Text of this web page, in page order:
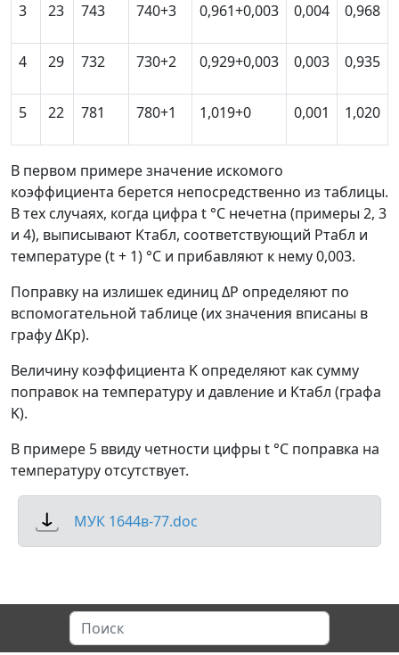
3 23 743 740+3 0,961+0,003 0,004 0,968
4 29 732 730+2 0,929+0,003 0,003 0,935
5 22 781 780+1 1,019+0 0,001 1,020
В первом примере значение искомого
коэффициента берется непосредственно из таблицы.
В тех случаях, когда цифра t °C нечетна (примеры 2, 3
и 4), выписывают Kтабл, соответствующий Pтабл и
температуре (t+ 1) °С и прибавляют к нему 0,003.
Поправку на излишек единицΔP определяют по
вспомогательной таблице (их значения вписаны в
графуΔKp).
Величину коэффициента K определяют как сумму
поправок на температуру и давление и Kтабл (графа
K).
В примере 5 ввиду четности цифры t °C поправка на
температуру отсутствует.
МУК 1644в-77.doc